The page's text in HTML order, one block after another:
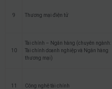
9 Thương mại điện tử
10
Tài chính – Ngân hàng (chuyên ngành:
Tài chính doanh nghiệp và Ngân hàng
thương mại)
11 Công nghệ tài chính